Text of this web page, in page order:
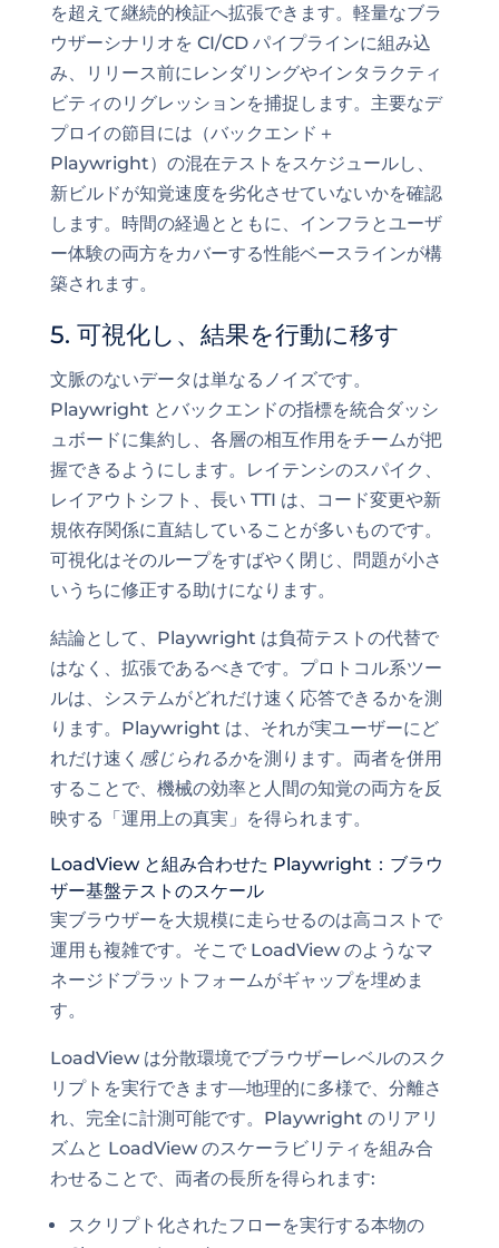
を超えて継続的検証へ拡張できます。軽量なブラ
ウザーシナリオを CI/CD パイプラインに組み込
み、リリース前にレンダリングやインタラクティ
ビティのリグレッションを捕捉します。主要なデ
プロイの節目には（バックエンド＋
Playwright）の混在テストをスケジュールし、
新ビルドが知覚速度を劣化させていないかを確認
します。時間の経過とともに、インフラとユーザ
ー体験の両方をカバーする性能ベースラインが構
築されます。
5. 可視化し、結果を行動に移す
文脈のないデータは単なるノイズです。
Playwright とバックエンドの指標を統合ダッシ
ュボードに集約し、各層の相互作用をチームが把
握できるようにします。レイテンシのスパイク、
レイアウトシフト、長い TTI は、コード変更や新
規依存関係に直結していることが多いものです。
可視化はそのループをすばやく閉じ、問題が小さ
いうちに修正する助けになります。
結論として、Playwright は負荷テストの代替で
はなく、拡張であるべきです。プロトコル系ツー
ルは、システムがどれだけ速く応答できるかを測
ります。Playwright は、それが実ユーザーにど
れだけ速く 感じられるかを測ります。両者を併用
することで、機械の効率と人間の知覚の両方を反
映する「運用上の真実」を得られます。
LoadView と組み合わせた Playwright：ブラウ
ザー基盤テストのスケール
実ブラウザーを大規模に走らせるのは高コストで
運用も複雑です。そこで LoadView のようなマ
ネージドプラットフォームがギャップを埋めま
す。
LoadView は分散環境でブラウザーレベルのスク
リプトを実行できます—地理的に多様で、分離さ
れ、完全に計測可能です。Playwright のリアリ
ズムと LoadView のスケーラビリティを組み合
わせることで、両者の長所を得られます:
スクリプト化されたフローを実行する本物の